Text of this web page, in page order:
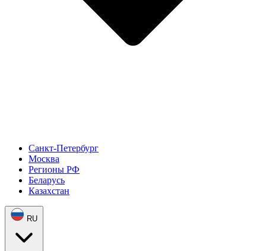
Санкт-Петербург
Москва
Регионы РФ
Беларусь
Казахстан
RU